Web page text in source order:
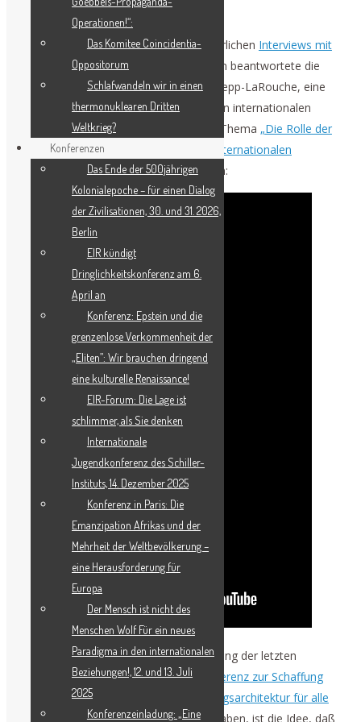
ZU KÄMPFEN“
4. Mai (EIRNS) – Innerhalb eines ausführlichen Interviews mit
dem Autor und Publizisten Daniel
Estulin beantwortete die
Gründerin des Schiller-Instituts, Helga Zepp-LaRouche, eine
Frage über den am 7. Mai stattfindenden internationalen
Jugenddialog des Schiller-Instituts zum Thema „Die Rolle der
Jugend bei der Schaffung einer neuen internationalen
Wirtschaftsarchitektur“folgendermaßen:
„Im wesentlichen wird es eine Fortsetzung der letzten
Konferenz [vom 9. April,„Für eine Konferenz zur Schaffung
einer neuen Sicherheits- und Entwicklungsarchitektur für alle
Nationen“
] sein, denn was wir initiiert haben, ist die Idee, daß
Operationen!“:
Das Komitee Coincidentia-
Oppositorum
Schlafwandeln wir in einen
thermonuklearen Dritten
Weltkrieg?
Konferenzen
Das Ende der 500jährigen
Kolonialepoche – für einen Dialog
der Zivilisationen, 30. und 31. 2026,
Berlin
EIR kündigt
Dringlichkeitskonferenz am 6.
April an
Konferenz: Epstein und die
grenzenlose Verkommenheit der
„Eliten”: Wir brauchen dringend
eine kulturelle Renaissance!
EIR-Forum: Die Lage ist
schlimmer, als Sie denken
Internationale
Jugendkonferenz des Schiller-
Instituts, 14. Dezember 2025
Konferenz in Paris: Die
Emanzipation Afrikas und der
Mehrheit der Weltbevölkerung –
eine Herausforderung für
Europa
Der Mensch ist nicht des
Menschen Wolf Für ein neues
Paradigma in den internationalen
Beziehungen!, 12. und 13. Juli
2025
Konferenzeinladung: „Eine